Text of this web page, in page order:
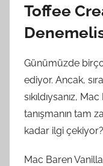
Toffee
Günümüzde
ediyor. Ancak,
sıkıldıysanız,
tanışmanın tam
kadar ilgi
Mac Baren